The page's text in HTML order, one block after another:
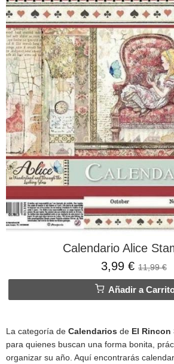
Calendario Alice
3,99 € 11,99 €
Añadir a
La categoría de Calendarios de El Rincon
para quienes buscan una forma bonita,
organizar su año. Aquí encontrarás